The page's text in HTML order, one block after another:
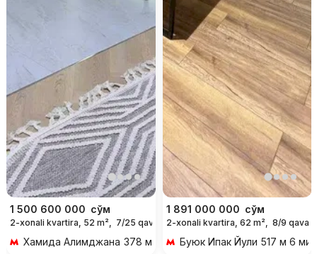
1 500 600 000 сўм
2-xonali kvartira, 52 m², 7/25 qavat
Хамида Алимджана 378 м 5 мин piyoda
1 891 000 000 сўм
2-xonali kvartira, 62 m², 8/9 qavat
Буюк Ипак Йули 517 м 6